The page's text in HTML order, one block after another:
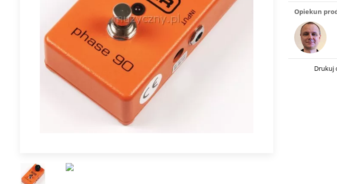
Opiekun
Drukuj